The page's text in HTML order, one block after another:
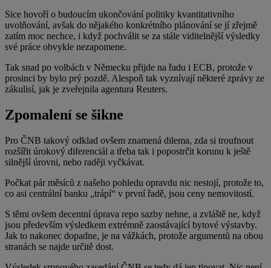
Sice hovoří o budoucím ukončování politiky kvantitativního
uvolňování, avšak do nějakého konkrétního plánování se jí zřejmě
zatím moc nechce, i když pochválit se za stále viditelnější výsledky
své práce obvykle nezapomene.
Tak snad po volbách v Německu přijde na řadu i ECB, protože v
prosinci by bylo prý pozdě. Alespoň tak vyznívají některé zprávy ze
zákulisí, jak je zveřejnila agentura Reuters.
Zpomalení se šikne
Pro ČNB takový odklad ovšem znamená dilema, zda si troufnout
rozšířit úrokový diferenciál a třeba tak i popostrčit korunu k ještě
silnější úrovni, nebo raději vyčkávat.
Počkat pár měsíců z našeho pohledu opravdu nic nestojí, protože to,
co asi centrální banku „trápí“ v první řadě, jsou ceny nemovitostí.
S těmi ovšem decentní úprava repo sazby nehne, a zvláště ne, když
jsou především výsledkem extrémně zaostávající bytové výstavby.
Jak to nakonec dopadne, je na vážkách, protože argumentů na obou
stranách se najde určitě dost.